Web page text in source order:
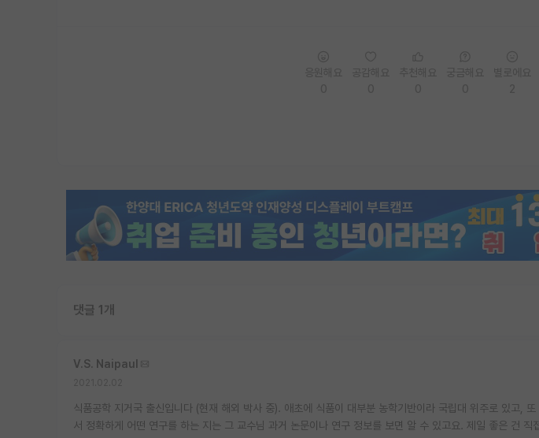
댓글 1개
V.S. Naipaul
식품공학 지거국 출신입니다 (현재 해외 박사 중). 애초에 식품이 대부분 농학기반이라 국립대 위주로 있고,
서 정확하게 어떤 연구를 하는 지는 그 교수님 과거 논문이나 연구 정보를 보면 알 수 있고요. 제일 좋은 건 직